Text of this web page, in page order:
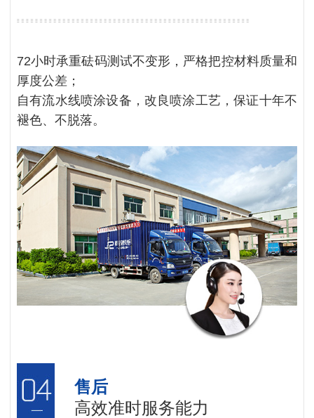
72小时承重砝码测试不变形，严格把控材料质量和
厚度公差；
自有流水线喷涂设备，改良喷涂工艺，保证十年不
褪色、不脱落。
售后
高效准时服务能力